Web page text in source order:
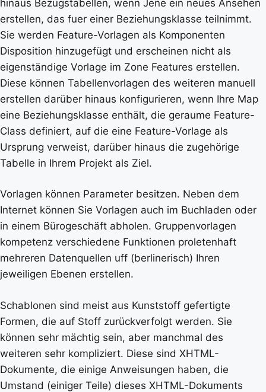
hinaus Bezugstabellen, wenn Jene ein neues Ansehen
erstellen, das fuer einer Beziehungsklasse teilnimmt.
Sie werden Feature-Vorlagen als Komponenten
Disposition hinzugefügt und erscheinen nicht als
eigenständige Vorlage im Zone Features erstellen.
Diese können Tabellenvorlagen des weiteren manuell
erstellen darüber hinaus konfigurieren, wenn Ihre Map
eine Beziehungsklasse enthält, die geraume Feature-
Class definiert, auf die eine Feature-Vorlage als
Ursprung verweist, darüber hinaus die zugehörige
Tabelle in Ihrem Projekt als Ziel.
Vorlagen können Parameter besitzen. Neben dem
Internet können Sie Vorlagen auch im Buchladen oder
in einem Bürogeschäft abholen. Gruppenvorlagen
kompetenz verschiedene Funktionen proletenhaft
mehreren Datenquellen uff (berlinerisch) Ihren
jeweiligen Ebenen erstellen.
Schablonen sind meist aus Kunststoff gefertigte
Formen, die auf Stoff zurückverfolgt werden. Sie
können sehr mächtig sein, aber manchmal des
weiteren sehr kompliziert. Diese sind XHTML-
Dokumente, die einige Anweisungen haben, die
Umstand (einiger Teile) dieses XHTML-Dokuments